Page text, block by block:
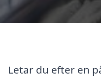
Letar du efter en